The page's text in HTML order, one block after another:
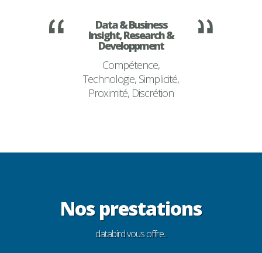
Data & Business
Insight, Research &
Developpment
Compétence,
Technologie, Simplicité,
Proximité, Discrétion
Nos prestations
databird vous offre...